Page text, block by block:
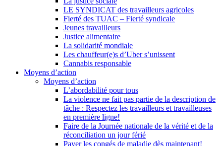
LE SYNDICAT des travailleurs agricoles
Fierté des TUAC – Fierté syndicale
Jeunes travailleurs
Justice alimentaire
La solidarité mondiale
Les chauffeur(e)s d’Uber s’unissent
Cannabis responsable
Moyens d’action
Moyens d’action
L’abordabilité pour tous
La violence ne fait pas partie de la description de
tâche : Respectez les travailleurs et travailleuses
en première ligne!
Faire de la Journée nationale de la vérité et de la
réconciliation un jour férié
Payer les congés de maladie dès maintenant!